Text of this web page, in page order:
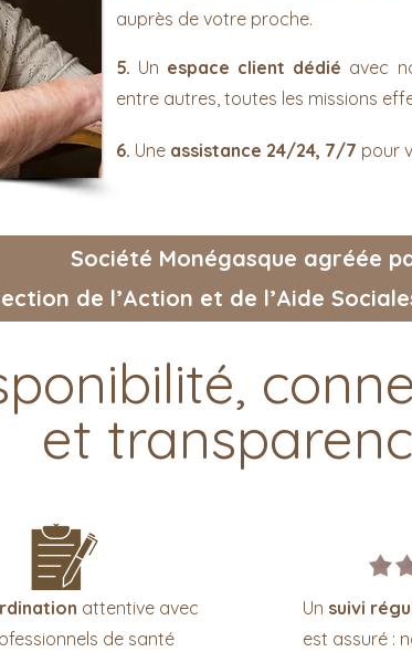
auprès de votre proche.
5. Un espace client dédié avec
entre autres, toutes les missions
6. Une assistance 24/​24, 7/​7 pour
Société Monégasque agréée
de l’Action et de l’Aide
et
attentive avec
de santé
Un suivi
est assuré :